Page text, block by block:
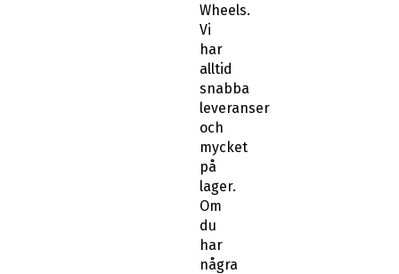
Wheels.
Vi
har
alltid
snabba
leveranser
och
mycket
på
lager.
Om
du
har
några